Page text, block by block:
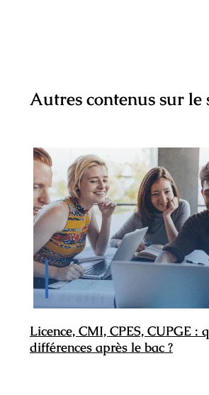
Autres contenus sur le
Licence, CMI, CPES, CUPGE :
différences après le bac ?